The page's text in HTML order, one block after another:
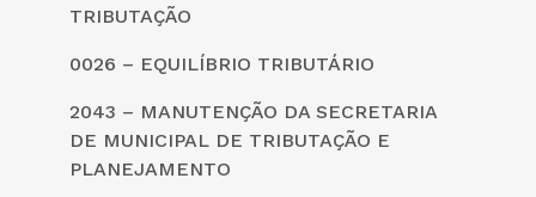
TRIBUTAÇÃO
0026 – EQUILÍBRIO TRIBUTÁRIO
2043 – MANUTENÇÃO DA SECRETARIA
DE MUNICIPAL DE TRIBUTAÇÃO E
PLANEJAMENTO